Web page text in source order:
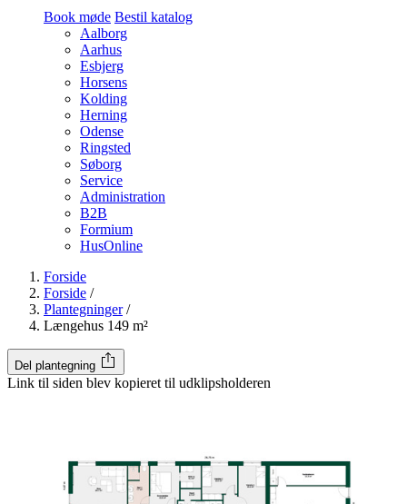
Book møde Bestil katalog
Aalborg
Aarhus
Esbjerg
Horsens
Kolding
Herning
Odense
Ringsted
Søborg
Service
Administration
B2B
Formium
HusOnline
Forside
Forside /
Plantegninger /
Længehus 149 m²
Del plantegning
Link til siden blev kopieret til udklipsholderen